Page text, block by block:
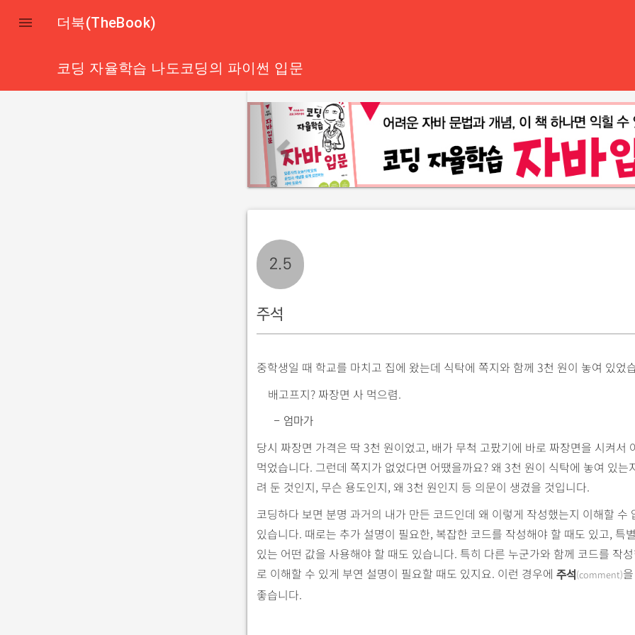
 더북(TheBook)
코딩 자율학습 나도코딩의 파이썬 입문
p
e
v
i
o
2.5
주석
중학생일 때 학교를 마치고 집에 왔는데 식탁에 쪽지와 함께 3천 원이 놓여 있었
배고프지? 짜장면 사 먹으렴.
- 엄마가
당시 짜장면 가격은 딱 3천 원이었고, 배가 무척 고팠기에 바로 짜장면을 시켜서
먹었습니다. 그런데 쪽지가 없었다면 어땠을까요? 왜 3천 원이 식탁에 놓여 있는
려 둔 것인지, 무슨 용도인지, 왜 3천 원인지 등 의문이 생겼을 것입니다.
코딩하다 보면 분명 과거의 내가 만든 코드인데 왜 이렇게 작성했는지 이해할 수
있습니다. 때로는 추가 설명이 필요한, 복잡한 코드를 작성해야 할 때도 있고, 특
있는 어떤 값을 사용해야 할 때도 있습니다. 특히 다른 누군가와 함께 코드를 작
로 이해할 수 있게 부연 설명이 필요할 때도 있지요. 이런 경우에 주석(comment)
좋습니다.